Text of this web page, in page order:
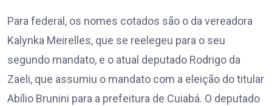
Para federal, os nomes cotados são o da vereadora
Kalynka Meirelles, que se reelegeu para o seu
segundo mandato, e o atual deputado Rodrigo da
Zaeli, que assumiu o mandato com a eleição do titular
Abílio Brunini para a prefeitura de Cuiabá. O deputado